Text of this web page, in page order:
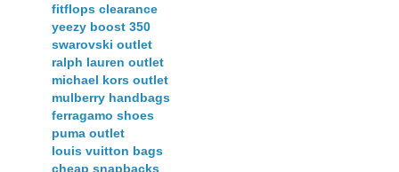
fitflops clearance
yeezy boost 350
swarovski outlet
ralph lauren outlet
michael kors outlet
mulberry handbags
ferragamo shoes
puma outlet
louis vuitton bags
cheap snapbacks